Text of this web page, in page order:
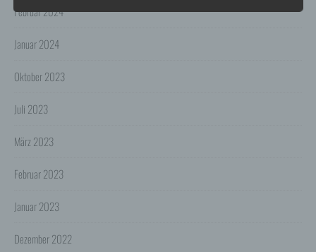
Februar 2024
Januar 2024
Oktober 2023
Juli 2023
März 2023
Februar 2023
Januar 2023
Dezember 2022
Grundlage gesetzlicher Erlaubnisse oder
- Die Zurverfügungstellung, Ausführung, Pflege,
- Die Gewährleistung eines effektiven Kundendienstes
Wir übermitteln die Daten der Nutzer an Dritte nur,
an einen Zahlungsdienstleister) oder für andere
Zwecke, wenn diese notwendig sind, um unsere
zu erfüllen (z.B. Adressmitteilung an Lieferanten).
oder Email) werden die Angaben des Nutzers zwecks
Anschlussfragen entstehen, gespeichert.
Personenbezogene Daten werden gelöscht, sofern sie